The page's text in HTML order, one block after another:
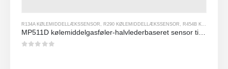
R134A KØLEMIDDELLÆKSSENSOR R290 KØLEMIDDELLÆKSSENSOR R454B KØLEMIDDELLÆKSSENSOR